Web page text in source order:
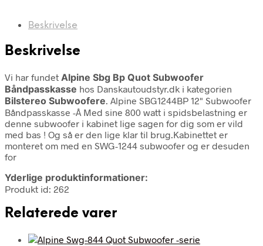
Beskrivelse
Beskrivelse
Vi har fundet Alpine Sbg Bp Quot Subwoofer
Båndpasskasse hos Danskautoudstyr.dk i kategorien
Bilstereo Subwoofere. Alpine SBG1244BP 12" Subwoofer
Båndpasskasse -Â Med sine 800 watt i spidsbelastning er
denne subwoofer i kabinet lige sagen for dig som er vild
med bas ! Og så er den lige klar til brug.Kabinettet er
monteret om med en SWG-1244 subwoofer og er desuden
for
Yderlige produktinformationer:
Produkt id: 262
Relaterede varer